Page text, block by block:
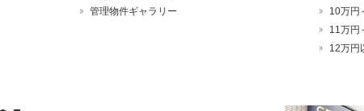
管理物件ギャラリー
10万円
11万円
12万円